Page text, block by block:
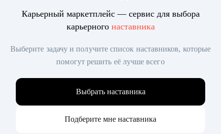
Карьерный маркетплейс — сервис для выбора
карьерного наставника
Выберите задачу и получите список наставников, которые
помогут решить её лучше всего
Выбрать наставника
Подберите мне наставника